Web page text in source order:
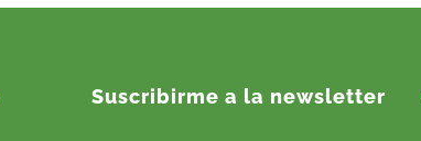
Suscribirme a la newsletter